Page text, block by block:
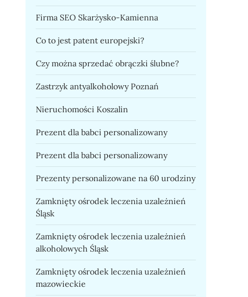
Firma SEO Skarżysko-Kamienna
Co to jest patent europejski?
Czy można sprzedać obrączki ślubne?
Zastrzyk antyalkoholowy Poznań
Nieruchomości Koszalin
Prezent dla babci personalizowany
Prezent dla babci personalizowany
Prezenty personalizowane na 60 urodziny
Zamknięty ośrodek leczenia uzależnień
Śląsk
Zamknięty ośrodek leczenia uzależnień
alkoholowych Śląsk
Zamknięty ośrodek leczenia uzależnień
mazowieckie